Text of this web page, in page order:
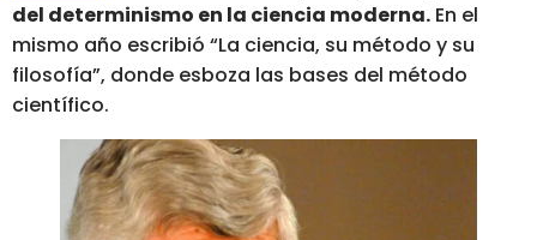
del determinismo en la ciencia moderna. En el
mismo año escribió “La ciencia, su método y su
filosofía”, donde esboza las bases del método
científico.